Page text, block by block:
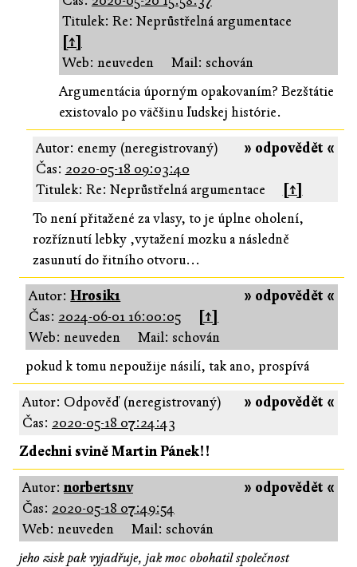
Titulek: Re: Neprůstřelná argumentace
[↑]
Web: neuveden
Mail: schován
Argumentácia úporným opakovaním? Bezštátie
existovalo po väčšinu ľudskej histórie.
» odpovědět «
Autor: enemy (neregistrovaný)
Čas: 2020-05-18 09:03:40
Titulek: Re: Neprůstřelná argumentace
[↑]
To není přitažené za vlasy, to je úplne oholení,
rozříznutí lebky ,vytažení mozku a následně
zasunutí do řitního otvoru...
» odpovědět «
Autor:Hrosik1
Čas: 2024-06-01 16:00:05
[↑]
Web: neuveden
Mail: schován
pokud k tomu nepoužije násilí, tak ano, prospívá
» odpovědět «
Autor: Odpověď (neregistrovaný)
Čas: 2020-05-18 07:24:43
Zdechni svině Martin Pánek!!
» odpovědět «
Autor:norbertsnv
Čas: 2020-05-18 07:49:54
Web: neuveden
Mail: schován
jeho zisk pak vyjadřuje, jak moc obohatil společnost